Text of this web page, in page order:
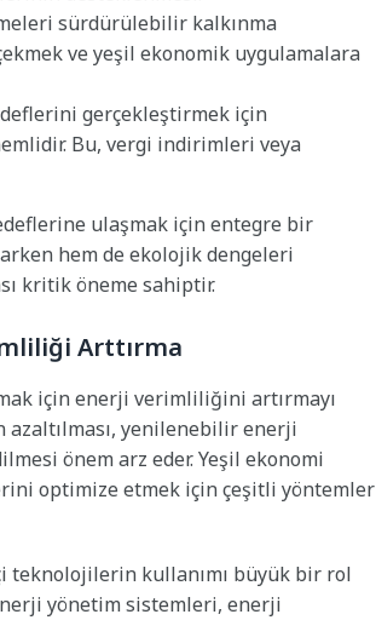
sürdürülebilir kalkınma
ve yeşil ekonomik uygulamalara
gerçekleştirmek için
Bu, vergi indirimleri veya
ulaşmak için entegre bir
hem de ekolojik dengeleri
kritik öneme sahiptir.
Arttırma
için enerji verimliliğini artırmayı
yenilenebilir enerji
önem arz eder. Yeşil ekonomi
optimize etmek için çeşitli yöntemler
kullanımı büyük bir rol
yönetim sistemleri, enerji